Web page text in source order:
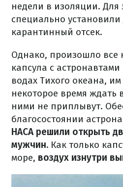
недели в изоляции. Для
специально установили
карантинный отсек.
Однако, произошло все
капсула с
водах Тихого океана,
некоторое время ждать
ними не приплывут.
благосостоянии
НАСА решили открыть
мужчин. Как только
море, воздух изнутри